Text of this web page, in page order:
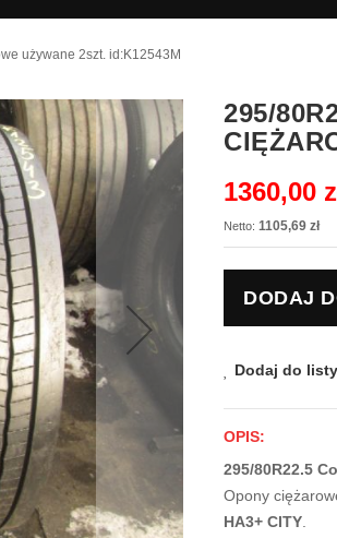
używane 2szt. id:K12543M
295/
1360,00
1105,69 zł
DODAJ
Dodaj do
OPIS:
295/80R22.5
Opony
HA3+ CITY.